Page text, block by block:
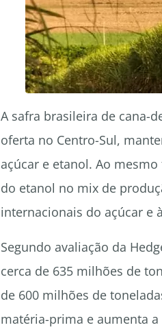
A safra brasileira de cana-
oferta no Centro-Sul,
açúcar e etanol. Ao
do etanol no mix de
internacionais do açúcar e
Segundo avaliação da
cerca de 635 milhões de
de 600 milhões de
matéria-prima e aumenta